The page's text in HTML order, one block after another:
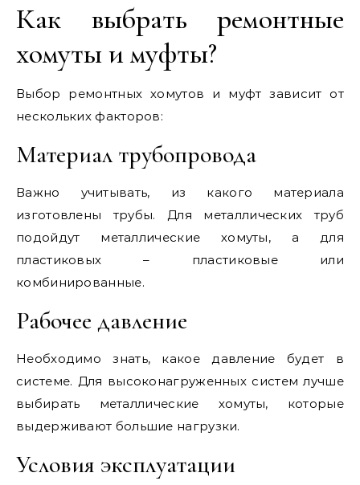
Как выбрать ремонтные
хомуты и муфты?
Выбор ремонтных хомутов и муфт зависит от
нескольких факторов:
Материал трубопровода
Важно учитывать, из какого материала
изготовлены трубы. Для металлических труб
подойдут металлические хомуты, а для
пластиковых – пластиковые или
комбинированные.
Рабочее давление
Необходимо знать, какое давление будет в
системе. Для высоконагруженных систем лучше
выбирать металлические хомуты, которые
выдерживают большие нагрузки.
Условия эксплуатации